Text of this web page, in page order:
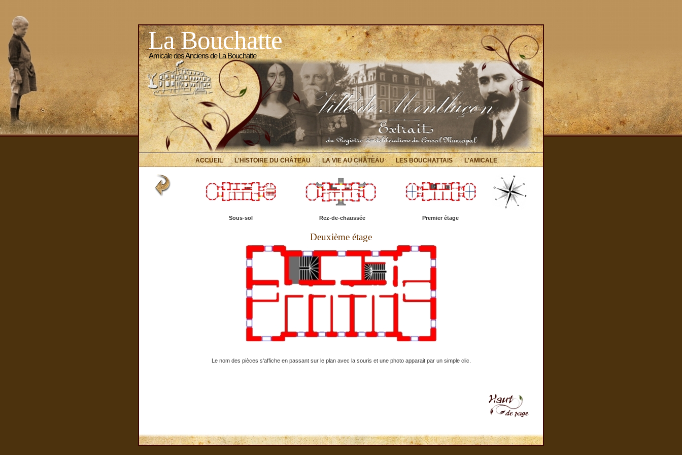
La Bouchatte
Amicale des Anciens de La Bouchatte
ACCUEIL L'HISTOIRE DU CHÂTEAU LA VIE AU CHÂTEAU LES BOUCHATTAIS L'AMICALE
Sous-sol Rez-de-chaussée Premier étage
Deuxième étage
Le nom des pièces s'affiche en passant sur le plan avec la souris et une photo apparait par un simple clic.